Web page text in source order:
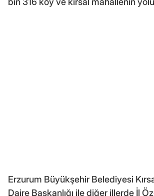
Erzurum Büyükşehir Belediyesi
Daire Başkanlığı ile diğer illerde İl